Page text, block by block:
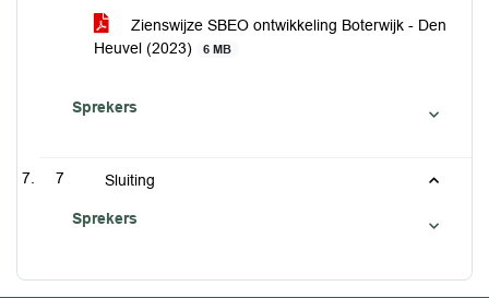
Zienswijze SBEO ontwikkeling Boterwijk - Den
Heuvel (2023)
6 MB
Sprekers
7 Sluiting
Sprekers